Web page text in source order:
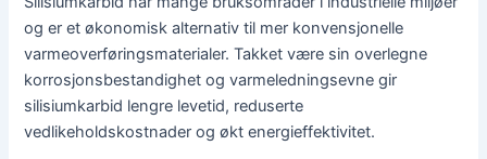
og er et økonomisk alternativ til mer konvensjonelle
varmeoverføringsmaterialer. Takket være sin overlegne
korrosjonsbestandighet og varmeledningsevne gir
silisiumkarbid lengre levetid, reduserte
vedlikeholdskostnader og økt energieffektivitet.